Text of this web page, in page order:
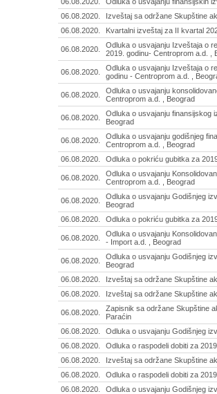
06.08.2020.
Izveštaj sa održane Skupštine
06.08.2020.
Kvartalni izveštaj za II kvartal
06.08.2020.
Odluka o usvajanju Izveštaja o
2019. godinu- Centroprom a.d. ,
06.08.2020.
Odluka o usvajanju Izveštaja o
godinu - Centroprom a.d. ,
06.08.2020.
Odluka o usvajanju
Centroprom a.d. , Beograd
06.08.2020.
Odluka o usvajanju finansijskog
Beograd
06.08.2020.
Odluka o usvajanju godišnjeg
Centroprom a.d. , Beograd
06.08.2020.
Odluka o pokriću gubitka za
06.08.2020.
Odluka o usvajanju
Centroprom a.d. , Beograd
06.08.2020.
Odluka o usvajanju Godišnjeg
Beograd
06.08.2020.
Odluka o pokriću gubitka za
06.08.2020.
Odluka o usvajanju
- Import a.d. , Beograd
06.08.2020.
Odluka o usvajanju Godišnjeg
Beograd
06.08.2020.
Izveštaj sa održane Skupštine
06.08.2020.
Izveštaj sa održane Skupštine
06.08.2020.
Zapisnik sa održane Skupštine
Paraćin
06.08.2020.
Odluka o usvajanju Godišnjeg
06.08.2020.
Odluka o raspodeli dobiti za
06.08.2020.
Izveštaj sa održane Skupštine
06.08.2020.
Odluka o raspodeli dobiti za
06.08.2020.
Odluka o usvajanju Godišnjeg